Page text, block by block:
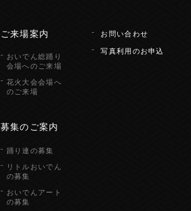
ご来場案内
おいでん総踊り
会場へのご来場
花火大会会場へ
のご来場
募集のご案内
踊り連の募集
リトルおいでん
の募集
おいでんアート
の募集
お問い合わせ
写真利用のお申込